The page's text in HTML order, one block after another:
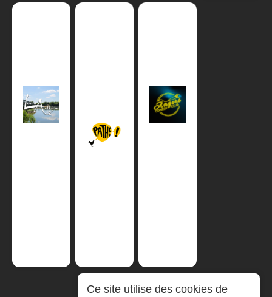
Ce site utilise des cookies de